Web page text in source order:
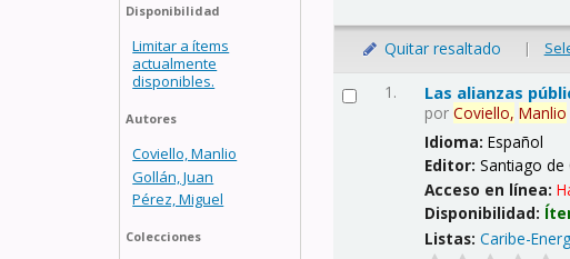
Disponibilidad
Limitar a ítems
actualmente
disponibles.
Autores
Coviello, Manlio
Gollán, Juan
Pérez, Miguel
Colecciones
Quitar resaltado |
1. Las alianzas
porCoviello, Manlio
Idioma:Español
Editor:Santiago de
Acceso en línea:
Disponibilidad:
Listas: Caribe-